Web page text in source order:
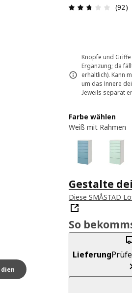
(92)
Knöpfe und
Ergänzung; da
erhältlich). Kann
um das Innere
Jeweils separat
Farbe wählen
Weiß mit Rahmen
Gestalte
Diese SMÅSTAD
So
Lieferung